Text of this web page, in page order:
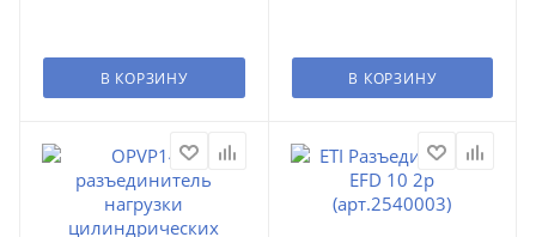
В КОРЗИНУ В КОРЗИНУ